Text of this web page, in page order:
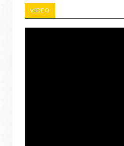
VIDEO